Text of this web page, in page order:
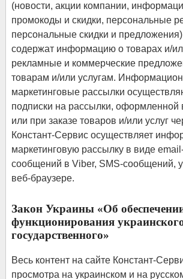
(новости, акции компании,
промокоды и скидки, персональные
персональные скидки и
содержат информацию о товарах и/
рекламные и коммерческие
товарам и/или услугам.
маркетинговые рассылки
подписки на рассылки, оформленной
или при заказе товаров и/или услуг
Констант-Сервис осуществляет
маркетинговую рассылку в виде
сообщений в Viber, SMS-сообщений,
веб-браузере.
Закон Украины «Об
функционирования
государственного»
Весь контент на сайте Констант-
просмотра на украинском и на